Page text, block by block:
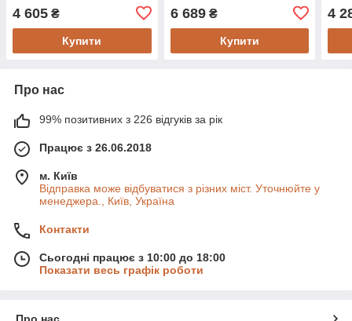
4 605 ₴
Купити
6 689₴
Купити
4
Про нас
99% позитивних з 226 відгуків за рік
Працює з 26.06.2018
м. Київ
Відправка може відбуватися з різних міст. Уточнюйте у
менеджера., Київ, Україна
Контакти
Сьогодні працює з 10:00 до 18:00
Показати весь графік роботи